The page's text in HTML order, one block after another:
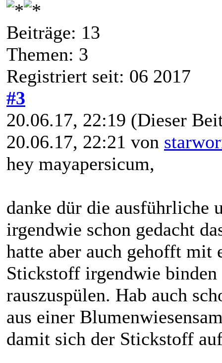
Beiträge: 13
Themen: 3
Registriert seit: 06 2017
#3
20.06.17, 22:19 (Dieser
20.06.17, 22:21 von
hey mayapersicum,
danke dür die ausführliche
irgendwie schon gedacht
hatte aber auch gehofft
Stickstoff irgendwie binden
rauszuspülen. Hab auch
aus einer
damit sich der Stickstoff